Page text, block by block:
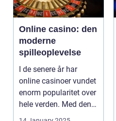
Online casino: den
moderne
spilleoplevelse
I de senere år har
online casinoer vundet
enorm popularitet over
hele verden. Med den